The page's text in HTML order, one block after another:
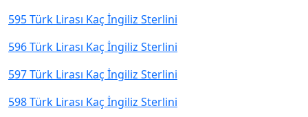
595 Türk Lirası Kaç İngiliz Sterlini
596 Türk Lirası Kaç İngiliz Sterlini
597 Türk Lirası Kaç İngiliz Sterlini
598 Türk Lirası Kaç İngiliz Sterlini